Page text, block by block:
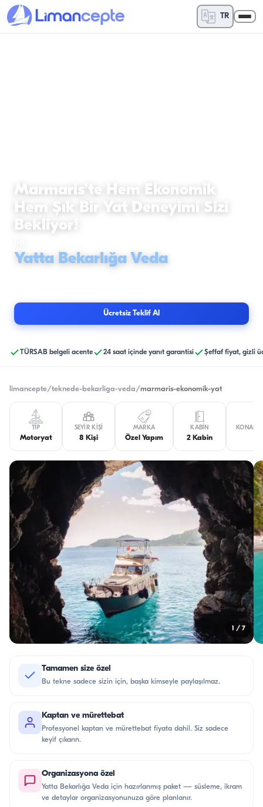
TR
Marmaris’te Hem Ekonomik
Hem Şık Bir Yat Deneyimi Sizi
Bekliyor!
Yatta Bekarlığa Veda
Ücretsiz Teklif Al
TÜRSAB belgeli acente 24 saat içinde yanıt garantisi Şeffaf fiyat, gizli
limancepte/teknede-bekarliga-veda/marmaris-ekonomik-yat
TIP
Motoryat
SEYIR KIŞI
8 Kişi
MARKA
Özel Yapım
KABIN
2 Kabin
1 / 7
Tamamen size özel
Bu tekne sadece sizin için, başka kimseyle paylaşılmaz.
Kaptan ve mürettebat
Profesyonel kaptan ve mürettebat fiyata dahil. Siz sadece
keyif çıkarın.
Organizasyona özel
Yatta Bekarlığa Veda için hazırlanmış paket — süsleme, ikram
ve detaylar organizasyonunuza göre planlanır.